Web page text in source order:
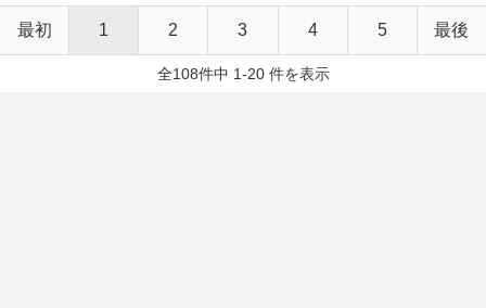
最初 1 2 3 4 5 最後
全108件中 1-20 件を表示